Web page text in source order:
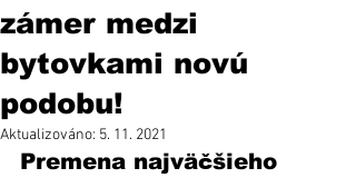
zámer medzi
bytovkami novú
podobu!
Aktualizováno: 5. 11. 2021
Premena najväčšieho